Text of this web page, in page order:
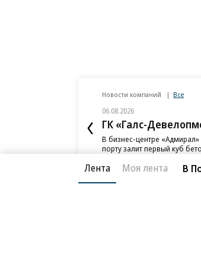
Новости компаний Все
06.08.2026
ГК «Галс-
В бизнес-центре
порту залит первый куб
Лента Моя лента В